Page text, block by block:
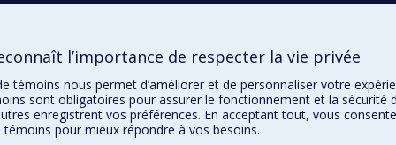
l’importance de respecter la vie privée
témoins nous permet d’améliorer et de personnaliser votre
sont obligatoires pour assurer le fonctionnement et la sécurité
enregistrent vos préférences. En acceptant tout, vous
pour mieux répondre à vos besoins.